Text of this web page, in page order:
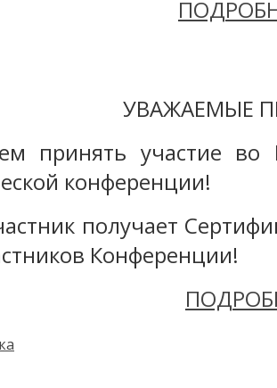
УВАЖАЕМЫЕ
принять участие во
конференции!
получает
Конференции!